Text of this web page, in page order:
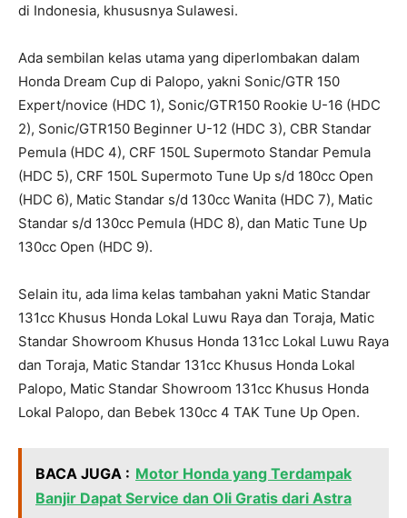
di Indonesia, khususnya Sulawesi.
Ada sembilan kelas utama yang diperlombakan dalam
Honda Dream Cup di Palopo, yakni Sonic/GTR 150
Expert/novice (HDC 1), Sonic/GTR150 Rookie U-16 (HDC
2), Sonic/GTR150 Beginner U-12 (HDC 3), CBR Standar
Pemula (HDC 4), CRF 150L Supermoto Standar Pemula
(HDC 5), CRF 150L Supermoto Tune Up s/d 180cc Open
(HDC 6), Matic Standar s/d 130cc Wanita (HDC 7), Matic
Standar s/d 130cc Pemula (HDC 8), dan Matic Tune Up
130cc Open (HDC 9).
Selain itu, ada lima kelas tambahan yakni Matic Standar
131cc Khusus Honda Lokal Luwu Raya dan Toraja, Matic
Standar Showroom Khusus Honda 131cc Lokal Luwu Raya
dan Toraja, Matic Standar 131cc Khusus Honda Lokal
Palopo, Matic Standar Showroom 131cc Khusus Honda
Lokal Palopo, dan Bebek 130cc 4 TAK Tune Up Open.
BACA JUGA : Motor Honda yang Terdampak
Banjir Dapat Service dan Oli Gratis dari Astra